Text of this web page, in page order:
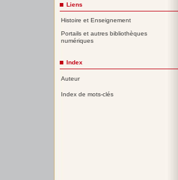
Liens
Histoire et Enseignement
Portails et autres bibliothèques
numériques
Index
Auteur
Index de mots-clés